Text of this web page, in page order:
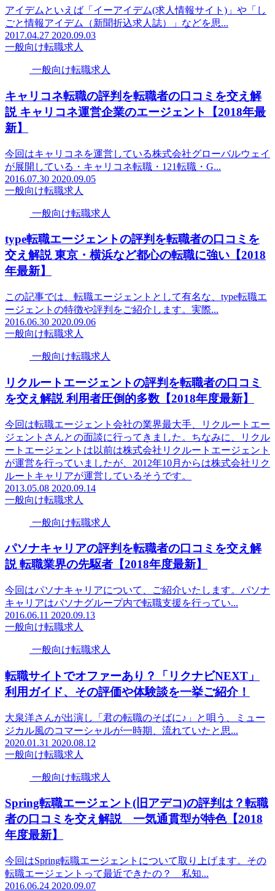
アイデムといえば「イーアイデム(求人情報サイト)」や「し
ごと情報アイデム（新聞折込求人誌）」などを思...
2017.04.27 2020.09.03
一般向け転職求人
一般向け転職求人
キャリコネ転職の評判を転職者の口コミを交え解
説 キャリコネ運営企業のエージェント【2018年最
新】
今回はキャリコネを運営している株式会社グローバルウェイ
が展開している・キャリコネ転職・121転職・G...
2016.07.30 2020.09.05
一般向け転職求人
一般向け転職求人
type転職エージェントの評判を転職者の口コミを
交え解説 東京・横浜など都心の転職に強い【2018
年最新】
この記事では、転職エージェントとして有名な、type転職エ
ージェントの特徴や評判をご紹介します。実際...
2016.06.30 2020.09.06
一般向け転職求人
一般向け転職求人
リクルートエージェントの評判を転職者の口コミ
を交え解説 利用者圧倒的多数【2018年度最新】
今回は転職エージェント会社の業界最大手、リクルートエー
ジェントさんとの面談に行ってきました。ちなみに、リクル
ートエージェントは以前は株式会社リクルートエージェント
が運営を行っていましたが、2012年10月からは株式会社リク
ルートキャリアが運営しているそうです。
2013.05.08 2020.09.14
一般向け転職求人
一般向け転職求人
パソナキャリアの評判を転職者の口コミを交え解
説 転職業界の先駆者【2018年度最新】
今回はパソナキャリアについて、ご紹介いたします。パソナ
キャリアはパソナグループ内で転職支援を行ってい...
2016.06.11 2020.09.13
一般向け転職求人
一般向け転職求人
転職サイトでオファーあり？「リクナビNEXT」
利用ガイド、その評価や体験談を一挙ご紹介！
大泉洋さんが出演し「君の転職のそばに♪」と唄う、ミュー
ジカル風のコマーシャルが一時期、流れていたと思...
2020.01.31 2020.08.12
一般向け転職求人
一般向け転職求人
Spring転職エージェント(旧アデコ)の評判は？転職
者の口コミを交え解説 一気通貫型が特色【2018
年度最新】
今回はSpring転職エージェントについて取り上げます。その
転職エージェントって最近できたの？ 私知...
2016.06.24 2020.09.07